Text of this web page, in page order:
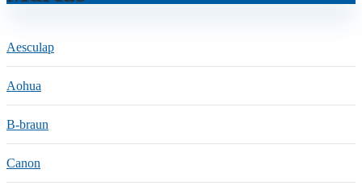
Aesculap
Aohua
B-braun
Canon